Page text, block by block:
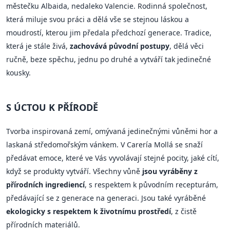
městečku Albaida, nedaleko Valencie. Rodinná společnost,
která miluje svou práci a dělá vše se stejnou láskou a
moudrostí, kterou jim předala předchozí generace. Tradice,
která je stále živá, zachovává původní postupy, dělá věci
ručně, beze spěchu, jednu po druhé a vytváří tak jedinečné
kousky.
S ÚCTOU K PŘÍRODĚ
Tvorba inspirovaná zemí, omývaná jedinečnými vůněmi hor a
laskaná středomořským vánkem. V Carería Mollá se snaží
předávat emoce, které ve Vás vyvolávají stejné pocity, jaké cítí,
když se produkty vytváří. Všechny vůně jsou vyráběny z
přírodních ingrediencí, s respektem k původním recepturám,
předávající se z generace na generaci. Jsou také vyráběné
ekologicky s respektem k životnímu prostředí, z čistě
přírodních materiálů.